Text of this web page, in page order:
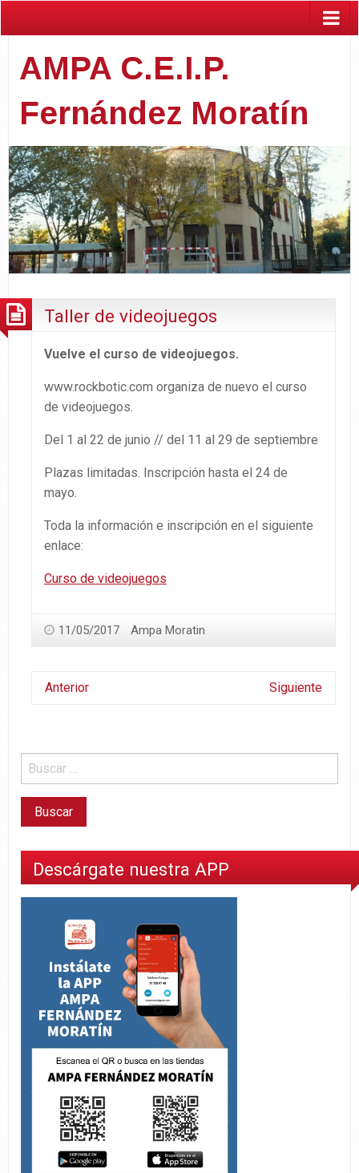
AMPA C.E.I.P.
Fernández Moratín
Taller de videojuegos
Vuelve el curso de videojuegos.
www.rockbotic.com organiza de nuevo el curso
de videojuegos.
Del 1 al 22 de junio // del 11 al 29 de septiembre
Plazas limitadas. Inscripción hasta el 24 de
mayo.
Toda la información e inscripción en el siguiente
enlace:
Curso de videojuegos
11/05/2017 Ampa Moratin
Anterior Siguiente
Descárgate nuestra APP